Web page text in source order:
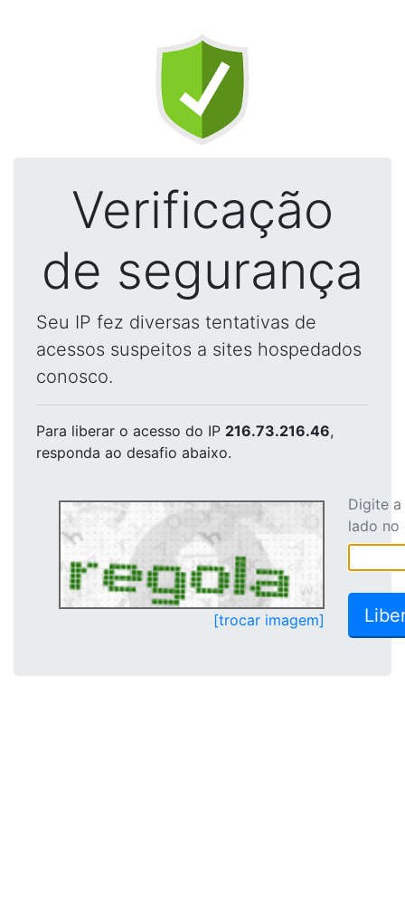
Verificação
de segurança
Seu IP fez diversas tentativas de
acessos suspeitos a sites hospedados
conosco.
Para liberar o acesso do IP 216.73.216.46,
responda ao desafio abaixo.
[trocar imagem]
Digite
lado no